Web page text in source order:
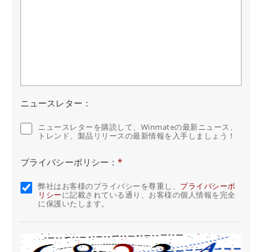
ニュースレター：
ニュースレターを購読して、Winmateの最新ニュース、
トレンド、製品リリースの最新情報を入手しましょう！
プライバシーポリシー：*
弊社はお客様のプライバシーを尊重し、 プライバシーポ
リシーに記載されている通り、お客様の個人情報を完全
に保護いたします。